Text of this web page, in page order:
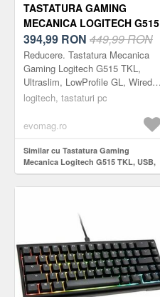
TASTATURA GAMING
MECANICA LOGITECH G515
TKL, USB, ILUMINARE RGB,
LOW-PROFILE (NEGRU)
394,99 RON 449,99 RON
Reducere. Tastatura Mecanica
Gaming Logitech G515 TKL,
Ultraslim, LowProfile GL, Wired,
Negru PROFIL REDUS.
Logitech G515 TKL ofera vit...
logitech, tastaturi pc
evomag.ro
Similar cu Tastatura Gaming
Mecanica Logitech G515 TKL, USB,
Iluminare RGB, Low-profile (Negru)